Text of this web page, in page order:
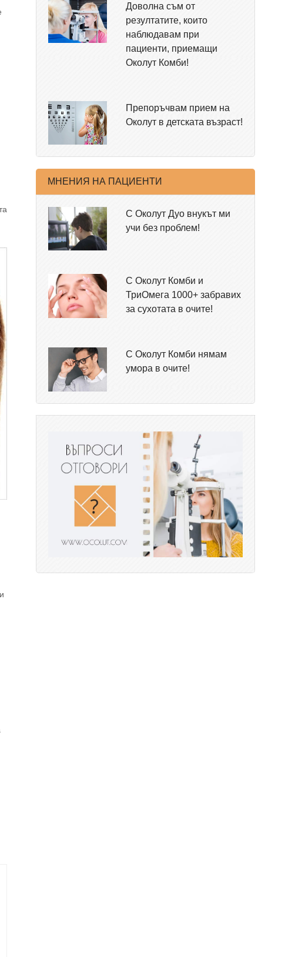
Доволна съм от
резултатите, които
наблюдавам при
пациенти, приемащи
Околут Комби!
Препоръчвам прием на
Околут в детската възраст!
МНЕНИЯ НА ПАЦИЕНТИ
С Околут Дуо внукът ми
учи без проблем!
С Околут Комби и
ТриОмега 1000+ забравих
за сухотата в очите!
С Околут Комби нямам
умора в очите!